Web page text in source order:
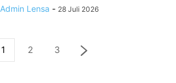
Admin Lensa - 28 Juli 2026
1 2 3